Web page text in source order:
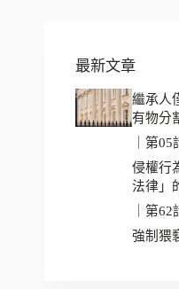
最新文章
繼承人
有物分
｜第
侵權行
法律」
｜第62
強制猥